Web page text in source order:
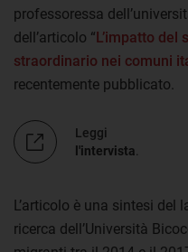
professoressa
dell’articolo “L’impatto del
straordinario nei comuni
recentemente pubblicato.
Leggi
l'intervista
L’articolo è una sintesi del
ricerca dell’Università